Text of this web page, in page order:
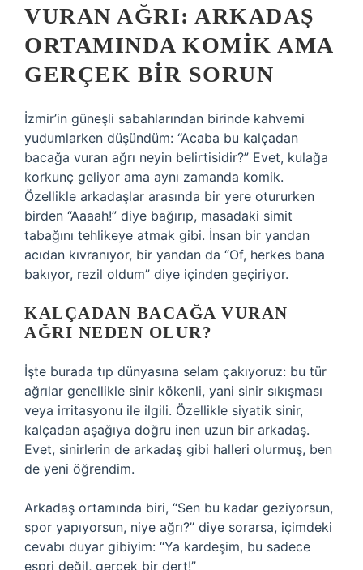
VURAN AĞRI: ARKADAŞ
ORTAMINDA KOMIK AMA
GERÇEK BIR SORUN
İzmir’in güneşli sabahlarından birinde kahvemi
yudumlarken düşündüm: “Acaba bu kalçadan
bacağa vuran ağrı neyin belirtisidir?” Evet, kulağa
korkunç geliyor ama aynı zamanda komik.
Özellikle arkadaşlar arasında bir yere otururken
birden “Aaaah!” diye bağırıp, masadaki simit
tabağını tehlikeye atmak gibi. İnsan bir yandan
acıdan kıvranıyor, bir yandan da “Of, herkes bana
bakıyor, rezil oldum” diye içinden geçiriyor.
KALÇADAN BACAĞA VURAN
AĞRI NEDEN OLUR?
İşte burada tıp dünyasına selam çakıyoruz: bu tür
ağrılar genellikle sinir kökenli, yani sinir sıkışması
veya irritasyonu ile ilgili. Özellikle siyatik sinir,
kalçadan aşağıya doğru inen uzun bir arkadaş.
Evet, sinirlerin de arkadaş gibi halleri olurmuş, ben
de yeni öğrendim.
Arkadaş ortamında biri, “Sen bu kadar geziyorsun,
spor yapıyorsun, niye ağrı?” diye sorarsa, içimdeki
cevabı duyar gibiyim: “Ya kardeşim, bu sadece
espri değil, gerçek bir dert!”